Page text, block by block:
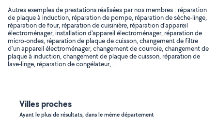
Autres exemples de prestations réalisées par nos membres : réparation
de plaque à induction, réparation de pompe, réparation de sèche-linge,
réparation de four, réparation de cuisinière, réparation d'appareil
électroménager, installation d'appareil électroménager, réparation de
micro-ondes, réparation de plaque de cuisson, changement de filtre
d'un appareil électroménager, changement de courroie, changement de
plaque à induction, changement de plaque de cuisson, réparation de
lave-linge, réparation de congélateur, ..
Villes proches
Ayant le plus de résultats, dans le même département